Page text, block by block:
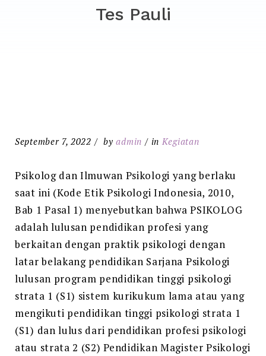
Tes Pauli
September 7, 2022 byadmin in Kegiatan
Psikolog dan Ilmuwan Psikologi yang berlaku
saat ini (Kode Etik Psikologi Indonesia, 2010,
Bab 1 Pasal 1) menyebutkan bahwa PSIKOLOG
adalah lulusan pendidikan profesi yang
berkaitan dengan praktik psikologi dengan
latar belakang pendidikan Sarjana Psikologi
lulusan program pendidikan tinggi psikologi
strata 1 (S1) sistem kurikukum lama atau yang
mengikuti pendidikan tinggi psikologi strata 1
(S1) dan lulus dari pendidikan profesi psikologi
atau strata 2 (S2) Pendidikan Magister Psikologi